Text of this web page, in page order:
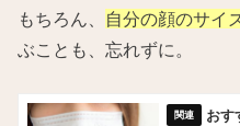
もちろん、 自分の顔のサイ
ぶことも、忘れずに。
おす